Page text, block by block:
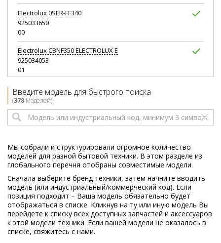
Electrolux0SER-FF340
925033650
00
ElectroluxCBNF350 ELECTROLUX E
925034053
01
925032957
01
ElectroluxEN13601AW
00
ElectroluxEN3430COW
00
ElectroluxEN3440COW
925034588
00
Electrolux
Введите модель для быстрого поиска
(378 Моделей)
Мы собрали и структурировали огромное количество
моделей для разной бытовой техники. В этом разделе из
глобального перечня отобраны совместимые модели.
Сначала выберите бренд техники, затем начните вводить
модель (или индустриальный/коммерческий код). Если
позиция подходит – Ваша модель обязательно будет
отображаться в списке. Кликнув на ту или иную модель Вы
перейдете к списку всех доступных запчастей и аксессуаров
к этой модели техники. Если вашей модели не оказалось в
списке, свяжитесь с нами.